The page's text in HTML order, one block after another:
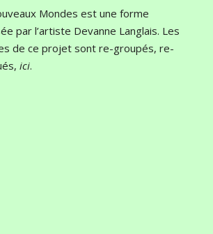
Mondes est une forme
par l’artiste Devanne Langlais. Les
de ce projet sont re-groupés, re-
ici.